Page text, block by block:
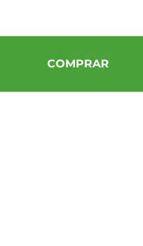
COMPRAR